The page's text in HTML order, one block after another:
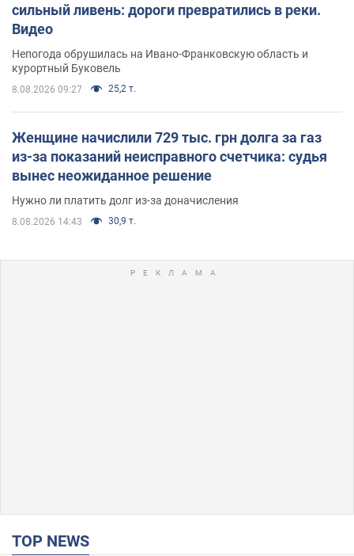
сильный ливень: дороги превратились в реки.
Видео
Непогода обрушилась на Ивано-Франковскую область и
курортный Буковель
8.08.2026 09:27 25,2 т.
Женщине начислили 729 тыс. грн долга за газ
из-за показаний неисправного счетчика: судья
вынес неожиданное решение
Нужно ли платить долг из-за доначисления
8.08.2026 14:43 30,9 т.
TOP NEWS